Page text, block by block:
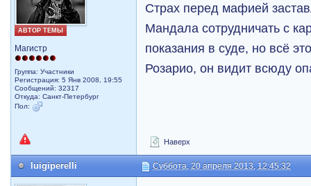
АВТОР ТЕМЫ
Магистр
Группа: Участники
Регистрация: 5 Янв 2008, 19:55
Сообщений: 32317
Откуда: Санкт-Петербург
Пол:
Страх перед мафией
Мандала сотрудничать с
показания в суде, но всё
Розарио, он видит всюду
Наверх
luigiperelli Суббота, 20 апреля 2013, 12:45:32